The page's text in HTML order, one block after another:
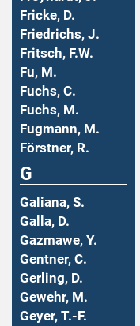
Fricke, D.
Friedrichs, J.
Fritsch, F.W.
Fu, M.
Fuchs, C.
Fuchs, M.
Fugmann, M.
Förstner, R.
G
Galiana, S.
Galla, D.
Gazmawe, Y.
Gentner, C.
Gerling, D.
Gewehr, M.
Geyer, T.-F.